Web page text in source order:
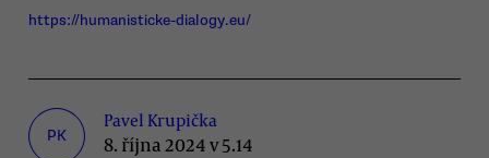
https://humanisticke-dialogy.eu/
PK
Pavel Krupička
8. října 2024 v 5.14